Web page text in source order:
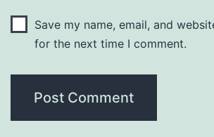
Save my name, email, and
for the next time I comment.